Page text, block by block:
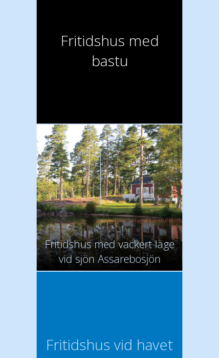
Fritidshus med
bastu
Fritidshus med vackert läge
vid sjön Assarebosjön
Fritidshus vid havet